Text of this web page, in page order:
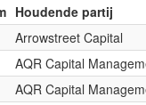
Houdende partij
Arrowstreet Capital
AQR Capital
AQR Capital